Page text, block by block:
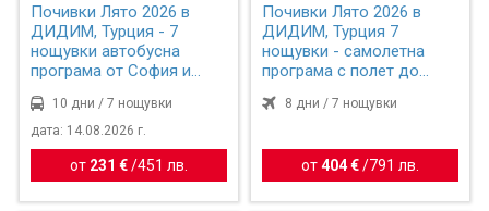
Почивки Лято 2026 в
ДИДИМ, Турция - 7
нощувки автобусна
програма от София и
10 дни / 7 нощувки
дата: 14.08.2026 г.
от 231 € /451 лв.
Почивки Лято 2026 в
ДИДИМ, Турция 7
нощувки - самолетна
програма с полет до
8 дни / 7 нощувки
от404 €/ 791 лв.